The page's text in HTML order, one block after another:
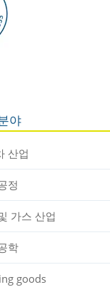
야
산업
정
가스 산업
학
goods